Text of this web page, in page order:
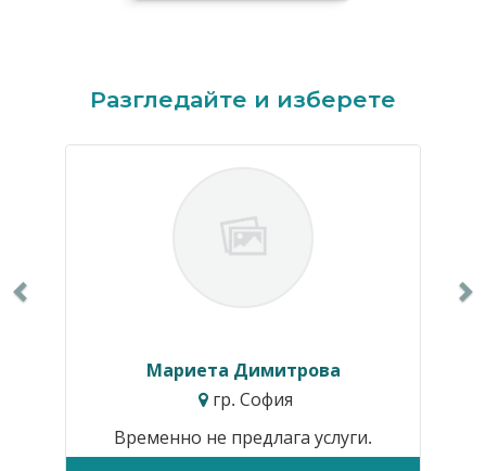
Разгледайте и изберете
Мариета Димитрова
гр. София
Временно не предлага услуги.